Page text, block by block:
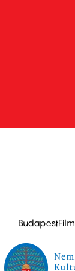
BudapestFilm